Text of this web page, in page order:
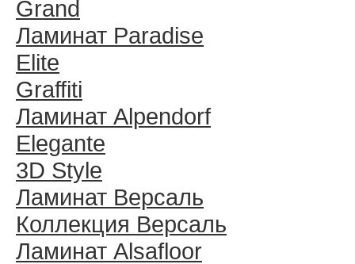
Grand
Ламинат Paradise
Elite
Graffiti
Ламинат Alpendorf
Elegante
3D Style
Ламинат Версаль
Коллекция Версаль
Ламинат Alsafloor